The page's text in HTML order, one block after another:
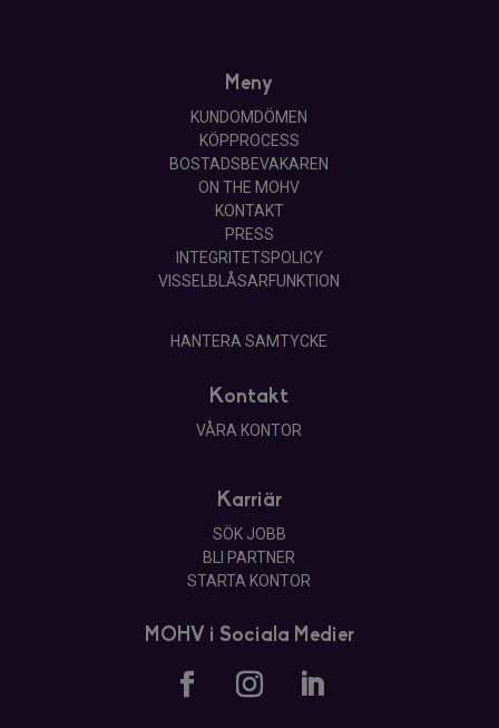
Meny
KUNDOMDÖMEN
KÖPPROCESS
BOSTADSBEVAKAREN
ON THE MOHV
KONTAKT
PRESS
INTEGRITETSPOLICY
VISSELBLÅSARFUNKTION
HANTERA SAMTYCKE
Kontakt
VÅRA KONTOR
Karriär
SÖK JOBB
BLI PARTNER
STARTA KONTOR
MOHV i Sociala Medier